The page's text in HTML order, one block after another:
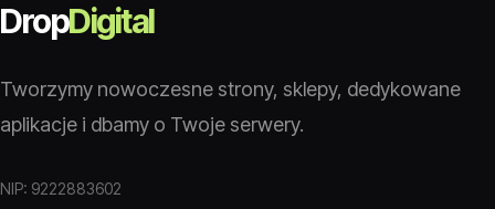
DropDigital
Tworzymy nowoczesne strony, sklepy, dedykowane
aplikacje i dbamy o Twoje serwery.
NIP: 9222883602